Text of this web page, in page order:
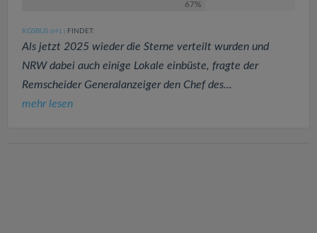
67%
KGSBUS (691 ) FINDET:
Als jetzt 2025 wieder die Sterne verteilt wurden und
NRW dabei auch einige Lokale einbüste, fragte der
Remscheider Generalanzeiger den Chef des...
mehr lesen